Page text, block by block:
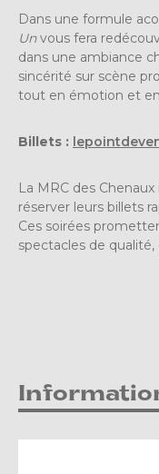
Dans une formule
Unvous fera
dans une ambiance
sincérité sur scène
tout en émotion et
Billets :
La MRC des
réserver leurs billets
Ces soirées
spectacles de